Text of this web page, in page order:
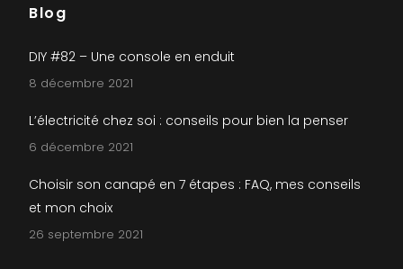
Blog
DIY #82 – Une console en enduit
8 décembre 2021
L’électricité chez soi : conseils pour bien la penser
6 décembre 2021
Choisir son canapé en 7 étapes : FAQ, mes conseils
et mon choix
26 septembre 2021